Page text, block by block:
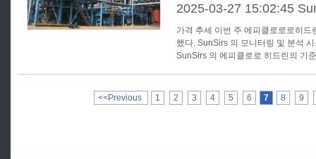
2025-03-27 15:02:45
가격 추세 이번 주 에피클로로로히드린 시장은 안정적인 운영을 유지
했다. SunSirs 의 모니터링 및 분석
SunSirs 의 에피클로로 히드린의 기준
<<Previous 1 2 3 4 5 6 7 8 9